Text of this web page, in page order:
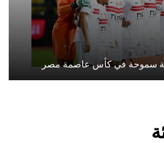
سموحة في كأس عاصمة مصر